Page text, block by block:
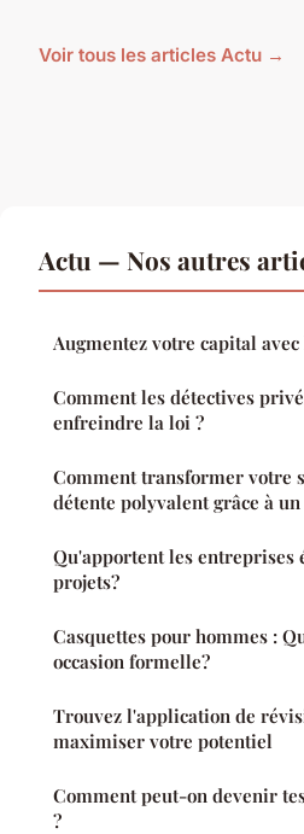
Voir tous les articles Actu →
Actu — Nos autres
Augmentez votre capital
Comment les détectives
enfreindre la loi ?
Comment transformer votre
détente polyvalent grâce à
Qu'apportent les entreprises
projets?
Casquettes pour hommes :
occasion formelle?
Trouvez l'application de
maximiser votre potentiel
Comment peut-on devenir
?